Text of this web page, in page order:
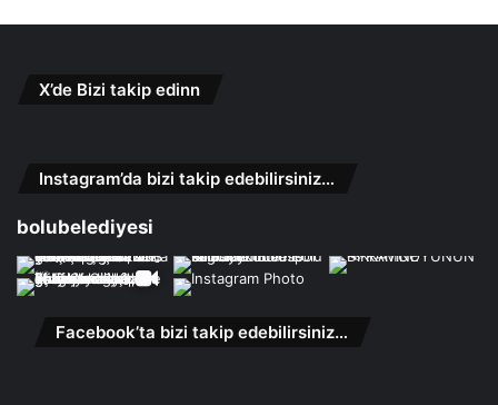
X’de Bizi takip edinn
Instagram’da bizi takip edebilirsiniz…
bolubelediyesi
Facebook’ta bizi takip edebilirsiniz…